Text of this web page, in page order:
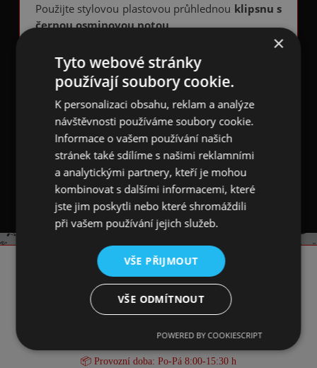
Použijte stylovou plastovou průhlednou klipsnu s
černou osminovou notou.
Klipsna má z profilu trojúhelníkový tvar, zadní část
má nahoře malý otvor pro pověšení na zeď.
Plocha pod otvorem v délce cca 6 cm je hladká a
je možné na ni nalepit oboustrannou lepící pásku
pro připevnění klipsny na jakýkoliv hladký,
nejlépe lesklý povrch.
Klipsna s osminovou notouměří 3,5 x 7,0 cm.
Hloubka klipsny je 3,0 cm.
KONTAKT
📧 info@artmn.cz
📦 Provozní doba: Po-Pá 8:00-15:30 h
×
Tyto webové stránky
používají soubory cookie.
K personalizaci obsahu, reklam a analýze
návštěvnosti používáme soubory cookie.
Informace o vašem používání našich
stránek také sdílíme s našimi reklamními
a analytickými partnery, kteří je mohou
kombinovat s dalšími informacemi, které
jste jim poskytli nebo které shromáždili
při vašem používání jejich služeb.
VŠE PŘIJMOUT
VŠE ODMÍTNOUT
POWERED BY COOKIESCRIPT